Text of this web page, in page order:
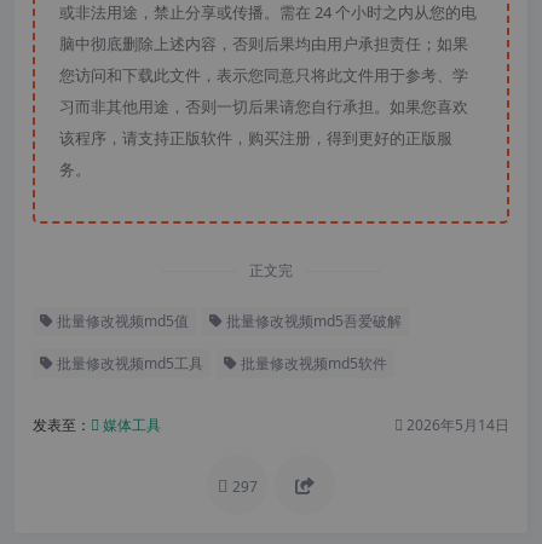
或非法用途，禁止分享或传播。需在 24 个小时之内从您的电
脑中彻底删除上述内容，否则后果均由用户承担责任；如果
您访问和下载此文件，表示您同意只将此文件用于参考、学
习而非其他用途，否则一切后果请您自行承担。如果您喜欢
该程序，请支持正版软件，购买注册，得到更好的正版服
务。
正文完
批量修改视频md5值 批量修改视频md5吾爱破解
批量修改视频md5工具 批量修改视频md5软件
发表至： 媒体工具 2026年5月14日
297